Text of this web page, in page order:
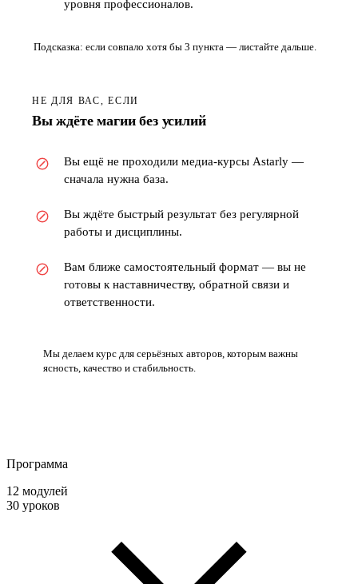
уровня профессионалов.
Подсказка: если совпало хотя бы 3 пункта — листайте дальше.
НЕ ДЛЯ ВАС, ЕСЛИ
Вы ждёте магии без усилий
Вы ещё не проходили медиа-курсы Astarly —
сначала нужна база.
Вы ждёте быстрый результат без регулярной
работы и дисциплины.
Вам ближе самостоятельный формат — вы не
готовы к наставничеству, обратной связи и
ответственности.
Мы делаем курс для серьёзных авторов, которым важны
ясность, качество и стабильность.
Программа
12 модулей
30 уроков